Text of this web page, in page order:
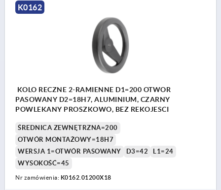
K0162
KOLO RECZNE 2-RAMIENNE D1=200 OTWOR
PASOWANY D2=18H7, ALUMINIUM, CZARNY
POWLEKANY PROSZKOWO, BEZ REKOJESCI
ŚREDNICA ZEWNĘTRZNA=200
OTWÓR MONTAŻOWY=18H7
WERSJA 1=OTWÓR PASOWANY
D3=42
L1=24
WYSOKOŚĆ=45
Nr zamówienia: K0162.01200X18